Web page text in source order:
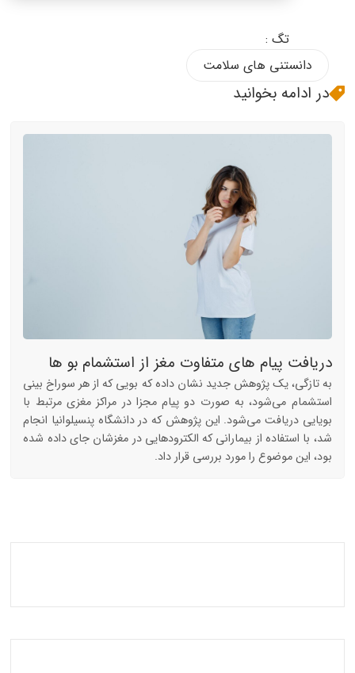
تگ :
دانستنی های سلامت
در ادامه بخوانید
دریافت پیام های متفاوت مغز از استشمام بو ها
به تازگی، یک پژوهش جدید نشان داده که بویی که از هر سوراخ بینی
استشمام می‌شود، به صورت دو پیام مجزا در مراکز مغزی مرتبط با
بویایی دریافت می‌شود. این پژوهش که در دانشگاه پنسیلوانیا انجام
شد، با استفاده از بیمارانی که الکترودهایی در مغزشان جای داده شده
بود، این موضوع را مورد بررسی قرار داد.